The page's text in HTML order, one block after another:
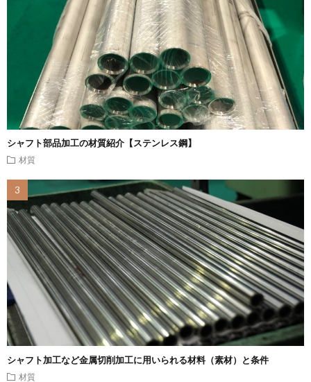
シャフト部品加工の材質紹介【ステンレス鋼】
材質
シャフト加工など金属切削加工に用いられる材料（素材）と条件
材質